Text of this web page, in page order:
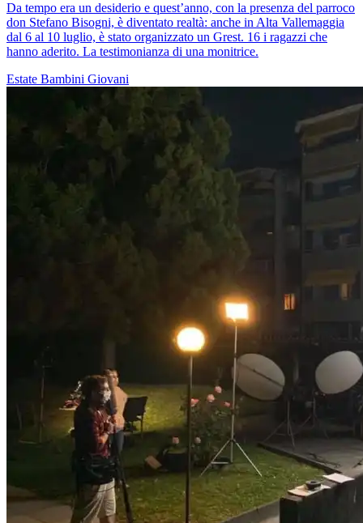
Da tempo era un desiderio e quest’anno, con la presenza del parroco
don Stefano Bisogni, è diventato realtà: anche in Alta Vallemaggia
dal 6 al 10 luglio, è stato organizzato un Grest. 16 i ragazzi che
hanno aderito. La testimonianza di una monitrice.
Estate Bambini Giovani